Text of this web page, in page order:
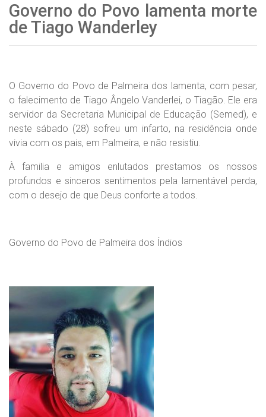
Governo do Povo lamenta morte
de Tiago Wanderley
O Governo do Povo de Palmeira dos lamenta, com pesar,
o falecimento de Tiago Ângelo Vanderlei, o Tiagão. Ele era
servidor da Secretaria Municipal de Educação (Semed), e
neste sábado (28) sofreu um infarto, na residência onde
vivia com os pais, em Palmeira, e não resistiu.
À familia e amigos enlutados prestamos os nossos
profundos e sinceros sentimentos pela lamentável perda,
com o desejo de que Deus conforte a todos.
Governo do Povo de Palmeira dos Índios